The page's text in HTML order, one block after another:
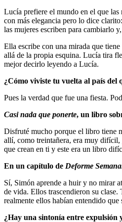
Lucía prefiere el mundo en el que las
con más elegancia pero lo dice
las mujeres escriben para cambiarlo
Ella escribe con una mirada que
allá de la propia esquina. Lucía tira
mejor decirlo leyendo a Lucía.
¿Cómo viviste tu vuelta al país del
Pues la verdad que fue una fiesta.
Casi nada que ponerte, un libro
Disfruté mucho porque el libro tiene
allí, como treintañera, era muy difícil,
que crean en ti y este era un libro
En un capítulo de Deforme
Sí, Simón aprende a huir y no mirar
de vida. Ellos trascendieron su clase.
realmente ellos habían entendido
¿Hay una sintonía entre expulsión